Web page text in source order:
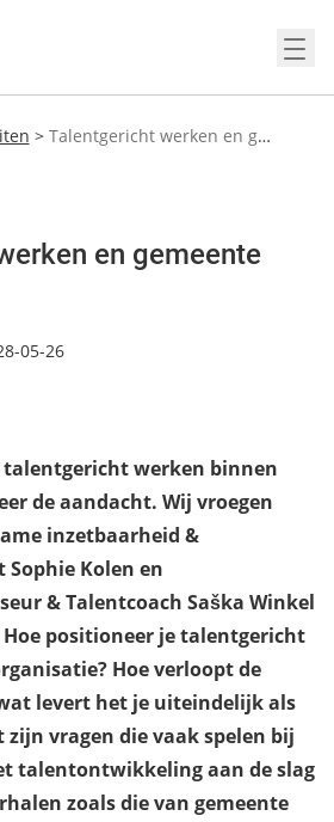
> Talentgericht werken en gemeente Zoetermeer
en gemeente
05-26
werken binnen
de aandacht. Wij vroegen
inzetbaarheid &
Kolen en
& Talentcoach Saška Winkel
positioneer je talentgericht
Hoe verloopt de
levert het je uiteindelijk als
zijn vragen die vaak spelen bij
talentontwikkeling aan de slag
zoals die van gemeente